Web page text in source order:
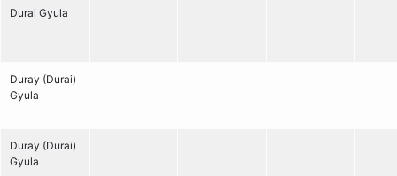
Durai Gyula
Duray (Durai)
Gyula
Duray (Durai)
Gyula